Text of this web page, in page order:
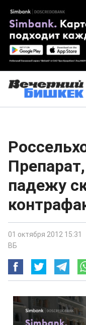
падежу
01 октября 2012 15:31
ВБ